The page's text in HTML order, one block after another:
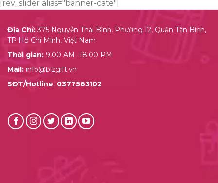
[rev_slider alias="banner-cate"]
Địa Chỉ:375 Nguyễn Thái Bình, Phường 12, Quận Tân Bình,
TP Hồ Chí Minh, Việt Nam
Thời gian:9:00 AM- 18:00 PM
Mail: info@bizgift.vn
SĐT/Hotline: 0377563102